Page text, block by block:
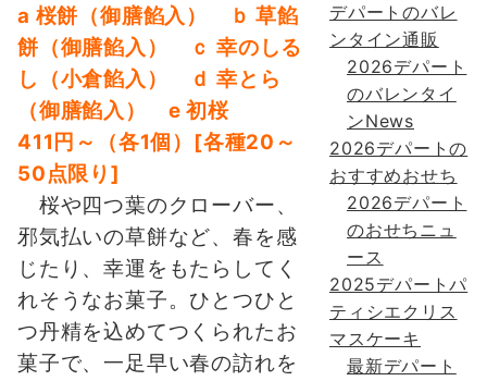
a 桜餅（御膳餡入） ｂ 草餡
餅（御膳餡入） ｃ 幸のしる
し（小倉餡入） ｄ 幸とら
（御膳餡入） e 初桜
411円～（各1個）[各種20～
50点限り]
桜や四つ葉のクローバー、
邪気払いの草餅など、春を感
じたり、幸運をもたらしてく
れそうなお菓子。ひとつひと
つ丹精を込めてつくられたお
菓子で、一足早い春の訪れを
デパートのバレ
ンタイン通販
2026デパート
のバレンタイ
ンNews
2026デパートの
おすすめおせち
2026デパート
のおせちニュ
ース
2025デパートパ
ティシエクリス
マスケーキ
最新デパート